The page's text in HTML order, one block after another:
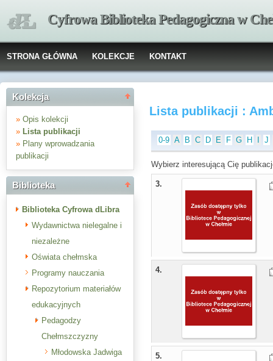
Cyfrowa Biblioteka Pedagogiczna w
STRONA GŁÓWNA KOLEKCJE KONTAKT
Kolekcja
» Opis kolekcji
» Lista publikacji
» Plany wprowadzania
publikacji
Biblioteka
Biblioteka Cyfrowa dLibra
Wydawnictwa nielegalne i
niezależne
Oświata chełmska
Programy nauczania
Repozytorium materiałów
edukacyjnych
Pedagodzy
Chełmszczyzny
Młodowska Jadwiga
Lista publikacji :
0-9 A B C D E F G H J
Wybierz interesującą Cię
3.
4.
5.